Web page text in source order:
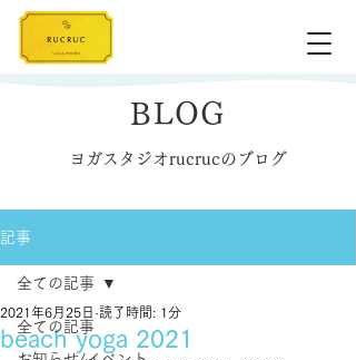
BLOG
ヨガスタジオrucrucのブログ
記事
全ての記事
全ての記事
beach yoga 2021
2021年6月25日 読了時間: 1分